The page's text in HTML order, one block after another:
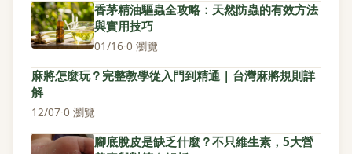
香茅精油驅蟲全攻略：天然防蟲的有效方法
與實用技巧
01/16·0 瀏覽
麻將怎麼玩？完整教學從入門到精通 | 台灣麻將規則詳
解
12/07·0 瀏覽
腳底脫皮是缺乏什麼？不只維生素，5大營